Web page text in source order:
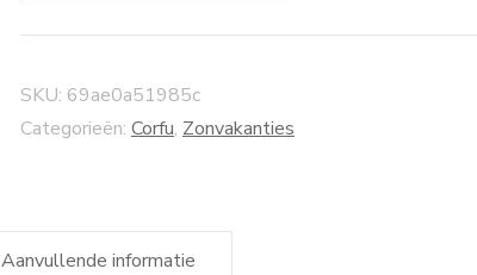
SKU: 69ae0a51985c
Categorieën: Corfu, Zonvakanties
Aanvullende informatie